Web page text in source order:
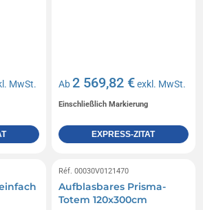
MwSt. Ab2 569,82 €exkl. MwSt.
Einschließlich Markierung
EXPRESS-ZITAT
Réf. 00030V0121470
Aufblasbares Prisma-
Totem 120x300cm